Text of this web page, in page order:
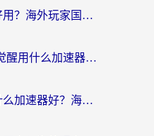
艾希国外加速器哪个好用？海外玩家国服游戏畅玩终极指南（附欧洲玩鸣潮街头篮球实测）
美国玩哈利波特·魔法觉醒用什么加速器？告别延迟的终极指南（含免费QQ炫舞方案+印尼妄想山海秘籍）
在欧洲打幻想江湖用什么加速器好？海外玩家国服游戏畅玩指南